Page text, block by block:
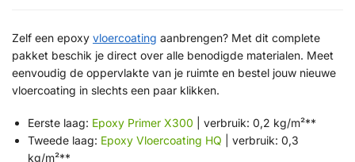
Zelf een epoxy vloercoating aanbrengen? Met dit complete
pakket beschik je direct over alle benodigde materialen. Meet
eenvoudig de oppervlakte van je ruimte en bestel jouw nieuwe
vloercoating in slechts een paar klikken.
Eerste laag: Epoxy Primer X300 | verbruik: 0,2 kg/m²**
Tweede laag: Epoxy Vloercoating HQ | verbruik: 0,3
kg/m²**